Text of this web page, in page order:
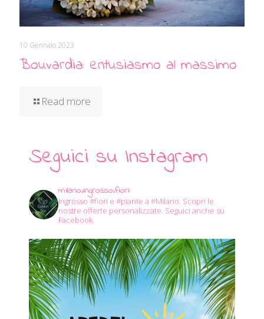
10 Gennaio 2023
Bouvardia: entusiasmo al massimo
Read more
Seguici su Instagram
milano.ingrosso.fiori
Ingrosso #fiori e #piante a #Milano. Scopri le
nostre offerte personalizzate. Seguici anche su
Facebook.